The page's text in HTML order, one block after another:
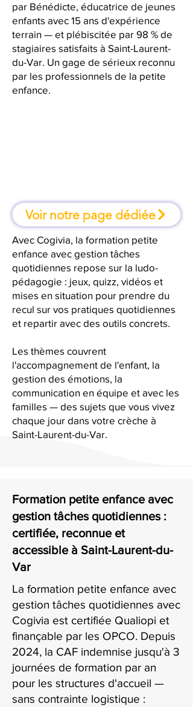
par Bénédicte, éducatrice de jeunes
enfants avec 15 ans d'expérience
terrain — et plébiscitée par 98 % de
stagiaires satisfaits à Saint-Laurent-
du-Var. Un gage de sérieux reconnu
par les professionnels de la petite
enfance.
Voir notre page dédiée
Avec Cogivia, la formation petite
enfance avec gestion tâches
quotidiennes repose sur la ludo-
pédagogie : jeux, quizz, vidéos et
mises en situation pour prendre du
recul sur vos pratiques quotidiennes
et repartir avec des outils concrets.
Les thèmes couvrent
l'accompagnement de l'enfant, la
gestion des émotions, la
communication en équipe et avec les
familles — des sujets que vous vivez
chaque jour dans votre crèche à
Saint-Laurent-du-Var.
Formation petite enfance avec
gestion tâches quotidiennes :
certifiée, reconnue et
accessible à Saint-Laurent-du-
Var
La formation petite enfance avec
gestion tâches quotidiennes avec
Cogivia est certifiée Qualiopi et
finançable par les OPCO. Depuis
2024, la CAF indemnise jusqu'à 3
journées de formation par an
pour les structures d'accueil —
sans contrainte logistique :